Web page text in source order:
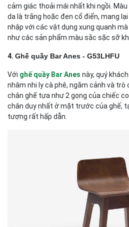
cảm giác thoải mái nhất khi ngồi.
da là trắng hoặc đen cổ điển, mang
nhập với các vật dụng xung quanh mà
như các sản phẩm màu sắc sặc sỡ
4. Ghế quầy Bar Anes - G53LHFU
Với ghế quầy Bar Anes này, quý
nhâm nhi ly cà phê, ngắm cảnh và trò
chân ghế tựa như 2 gọng của chiếc
chân duy nhất ở mặt trước của ghế,
tượng rất hấp dẫn.